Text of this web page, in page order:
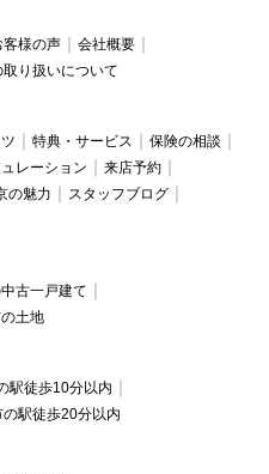
客様の声
会社概要
り扱いについて
特典・サービス
保険の相談
レーション
来店予約
の魅力
スタッフブログ
古一戸建て
土地
駅徒歩10分以内
駅徒歩20分以内